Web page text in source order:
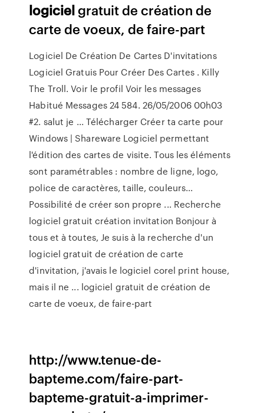
logicielgratuit de création de
carte de voeux, de faire-part
Logiciel De Création De Cartes D'invitations
Logiciel Gratuis Pour Créer Des Cartes . Killy
The Troll. Voir le profil Voir les messages
Habitué Messages 24 584. 26/05/2006 00h03
#2. salut je ... Télécharger Créer ta carte pour
Windows | Shareware Logiciel permettant
l'édition des cartes de visite. Tous les éléments
sont paramétrables : nombre de ligne, logo,
police de caractères, taille, couleurs...
Possibilité de créer son propre ... Recherche
logiciel gratuit création invitation Bonjour à
tous et à toutes, Je suis à la recherche d'un
logiciel gratuit de création de carte
d'invitation, j'avais le logiciel corel print house,
mais il ne ... logiciel gratuit de création de
carte de voeux, de faire-part
http://www.tenue-de-
bapteme.com/faire-part-
bapteme-gratuit-a-imprimer-